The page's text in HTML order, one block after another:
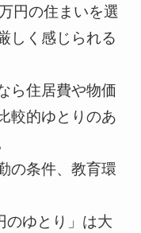
円の住まいを選
しく感じられる
ら住居費や物価
較的ゆとりのあ
の条件、教育環
のゆとり」は大